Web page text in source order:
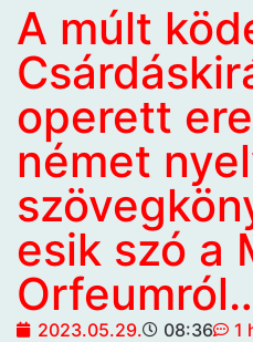
A múlt
operett
német
esik szó a
2023.05.29. 08:36 1